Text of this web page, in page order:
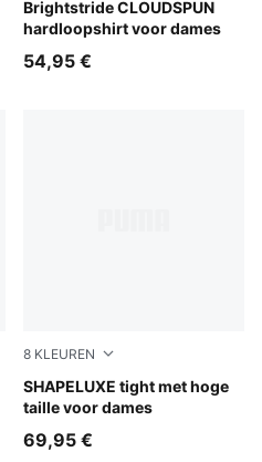
Brightstride CLOUDSPUN
hardloopshirt voor dames
Puma Black
54,95 €
8 KLEUREN
SHAPELUXE tight met hoge
taille voor dames
Inky Depths
69,95 €